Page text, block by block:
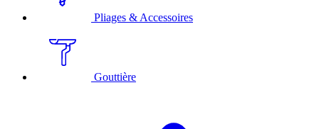
Pliages & Accessoires
Gouttière